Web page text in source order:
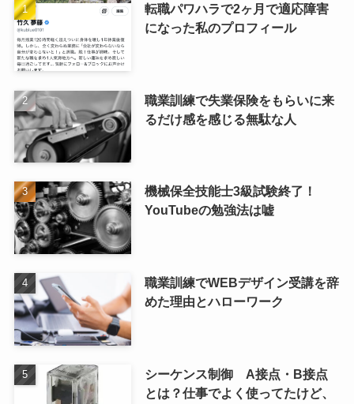
転職パワハラで2ヶ月で適応障害
になった私のプロフィール
職業訓練で失業保険をもらいに来
るだけ感を感じる無駄な人
機械保全技能士3級試験終了！
YouTubeの勉強法は嘘
職業訓練でWEBデザイン受講を辞
めた理由とハローワーク
シーケンス制御 A接点・B接点
とは？仕事でよく使ってたけど、